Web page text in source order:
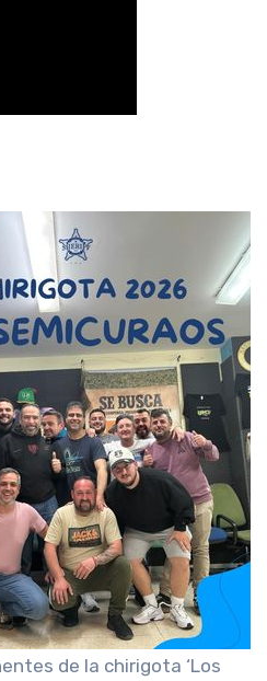
de la chirigota ‘Los